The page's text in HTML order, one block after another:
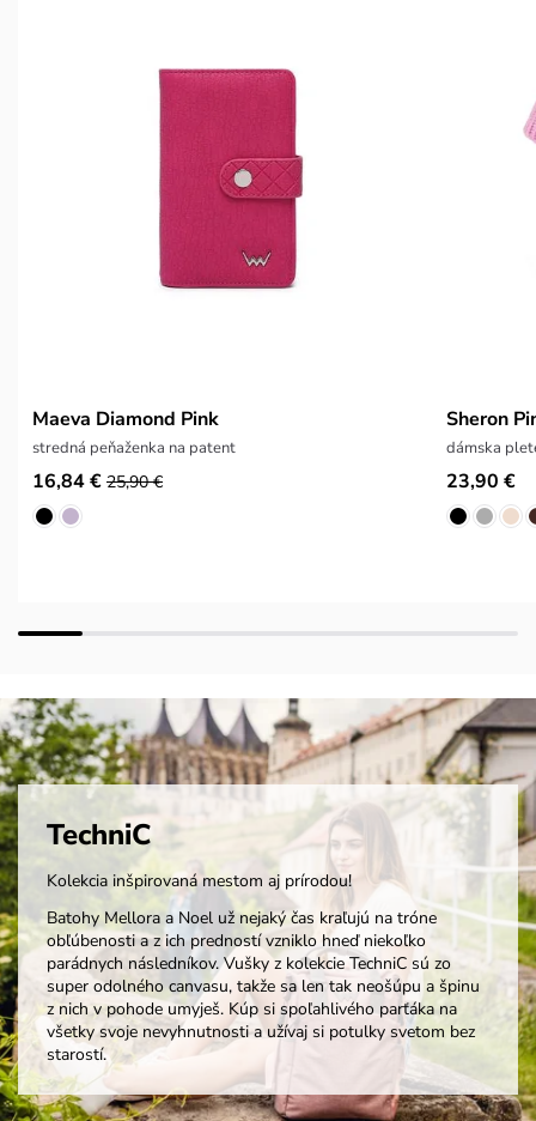
Maeva Diamond Pink
stredná peňaženka na patent
16,84 € 25,90 €
Sheron
dámska
23,90 €
TechniC
Kolekcia inšpirovaná mestom aj prírodou!
Batohy Mellora a Noel už nejaký čas kraľujú na tróne
obľúbenosti a z ich predností vzniklo hneď niekoľko
parádnych následníkov. Vušky z kolekcie TechniC sú zo
super odolného canvasu, takže sa len tak neošúpu a špinu
z nich v pohode umyješ. Kúp si spoľahlivého parťáka na
všetky svoje nevyhnutnosti a užívaj si potulky svetom bez
starostí.